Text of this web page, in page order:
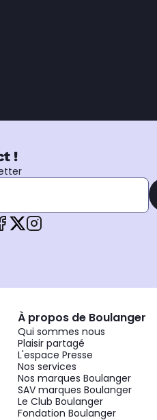
!
À propos de Boulanger
Qui sommes nous
Plaisir partagé
L'espace Presse
Nos services
Nos marques Boulanger
SAV marques Boulanger
Le Club Boulanger
Fondation Boulanger